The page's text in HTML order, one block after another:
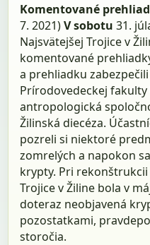
Komentované
7. 2021)V sobotu31.
Najsvätejšej Trojice v
komentované
a prehliadku
Prírodovedeckej fakulty
antropologická
Žilinská diecéza.
pozreli si niektoré
zomrelých a napokon
krypty. Pri
Trojice v Žiline bola v
doteraz neobjavená
pozostatkami,
storočia.